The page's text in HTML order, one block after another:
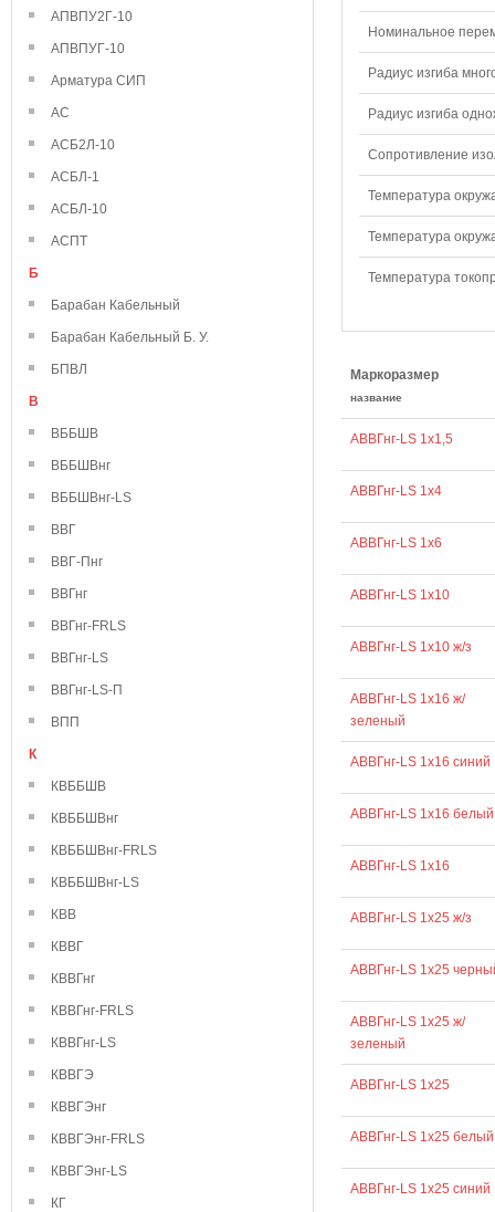
АПВПУ2Г-10
АПВПУГ-10
Арматура СИП
АС
АСБ2Л-10
АСБЛ-1
АСБЛ-10
АСПТ
Б
Барабан Кабельный
Барабан Кабельный Б. У.
БПВЛ
В
ВББШВ
ВББШВнг
ВББШВнг-LS
ВВГ
ВВГ-Пнг
ВВГнг
ВВГнг-FRLS
ВВГнг-LS
ВВГнг-LS-П
ВПП
К
КВББШВ
КВББШВнг
КВББШВнг-FRLS
КВББШВнг-LS
КВВ
КВВГ
КВВГнг
КВВГнг-FRLS
КВВГнг-LS
КВВГЭ
КВВГЭнг
КВВГЭнг-FRLS
КВВГЭнг-LS
КГ
Номинальное
Радиус изгиба
Радиус изгиба
Сопротивление
Температура
Температура
Температура
Маркоразмер
название
АВВГнг-LS 1х1,5
АВВГнг-LS 1х4
АВВГнг-LS 1х6
АВВГнг-LS 1х10
АВВГнг-LS 1х10 ж/з
АВВГнг-LS 1х16 ж/
зеленый
АВВГнг-LS 1х16 синий
АВВГнг-LS 1х16 белый
АВВГнг-LS 1х16
АВВГнг-LS 1х25 ж/з
АВВГнг-LS 1х25
АВВГнг-LS 1х25 ж/
зеленый
АВВГнг-LS 1х25
АВВГнг-LS 1х25 белый
АВВГнг-LS 1х25 синий